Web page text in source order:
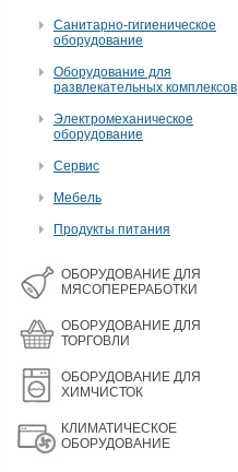
Санитарно-гигиеническое
оборудование
Оборудование для
развлекательных комплексов
Электромеханическое
оборудование
Сервис
Мебель
Продукты питания
OБОРУДОВАНИЕ ДЛЯ
МЯСОПЕРЕРАБОТКИ
ОБОРУДОВАНИЕ ДЛЯ
ТОРГОВЛИ
ОБОРУДОВАНИЕ ДЛЯ
ХИМЧИСТОК
КЛИМАТИЧЕСКОЕ
ОБОРУДОВАНИЕ